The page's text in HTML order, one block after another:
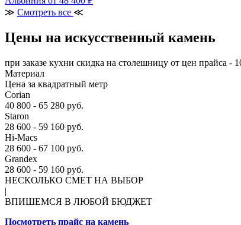
≫ Смотреть все ≪
Цены на искусственный камень
при заказе кухни скидка на столешницу от цен прайса -
Материал
Цена за квадратный метр
Corian
40 800 - 65 280 руб.
Staron
28 600 - 59 160 руб.
Hi-Macs
28 600 - 67 100 руб.
Grandex
28 600 - 59 160 руб.
НЕСКОЛЬКО СМЕТ НА ВЫБОР
|
ВПИШЕМСЯ В ЛЮБОЙ БЮДЖЕТ
Посмотреть прайс на камень